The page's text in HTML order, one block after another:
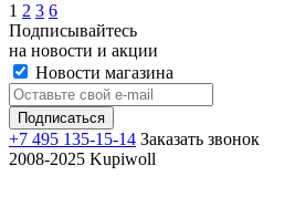
1 2 3 6
Подписывайтесь
на новости и акции
Новости магазина
+7 495 135-15-14 Заказать звонок
2008-2025 Kupiwoll